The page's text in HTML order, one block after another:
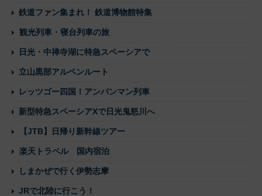
鉄道ファン集まれ！ 鉄道博物館特集
観光列車・寝台列車の旅
日光・中禅寺湖に特急スペーシアで
立山黒部アルペンルート
レッツゴー四国！アンパンマン列車
新型特急スペーシアXで日光鬼怒川へ
【JTB】日帰り新幹線ツアー
楽天トラベル 国内宿泊
しまかぜで行く伊勢志摩
JRで北陸に行こう！